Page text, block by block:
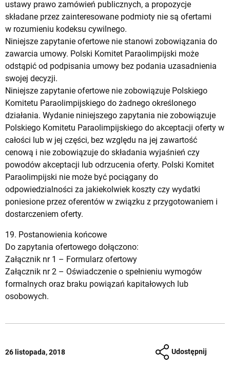
ustawy prawo zamówień publicznych, a propozycje
składane przez zainteresowane podmioty nie są ofertami
w rozumieniu kodeksu cywilnego.
Niniejsze zapytanie ofertowe nie stanowi zobowiązania do
zawarcia umowy. Polski Komitet Paraolimpijski może
odstąpić od podpisania umowy bez podania uzasadnienia
swojej decyzji.
Niniejsze zapytanie ofertowe nie zobowiązuje Polskiego
Komitetu Paraolimpijskiego do żadnego określonego
działania. Wydanie niniejszego zapytania nie zobowiązuje
Polskiego Komitetu Paraolimpijskiego do akceptacji oferty w
całości lub w jej części, bez względu na jej zawartość
cenową i nie zobowiązuje do składania wyjaśnień czy
powodów akceptacji lub odrzucenia oferty. Polski Komitet
Paraolimpijski nie może być pociągany do
odpowiedzialności za jakiekolwiek koszty czy wydatki
poniesione przez oferentów w związku z przygotowaniem i
dostarczeniem oferty.
19. Postanowienia końcowe
Do zapytania ofertowego dołączono:
Załącznik nr 1 – Formularz ofertowy
Załącznik nr 2 – Oświadczenie o spełnieniu wymogów
formalnych oraz braku powiązań kapitałowych lub
osobowych.
26 listopada, 2018 Udostępnij